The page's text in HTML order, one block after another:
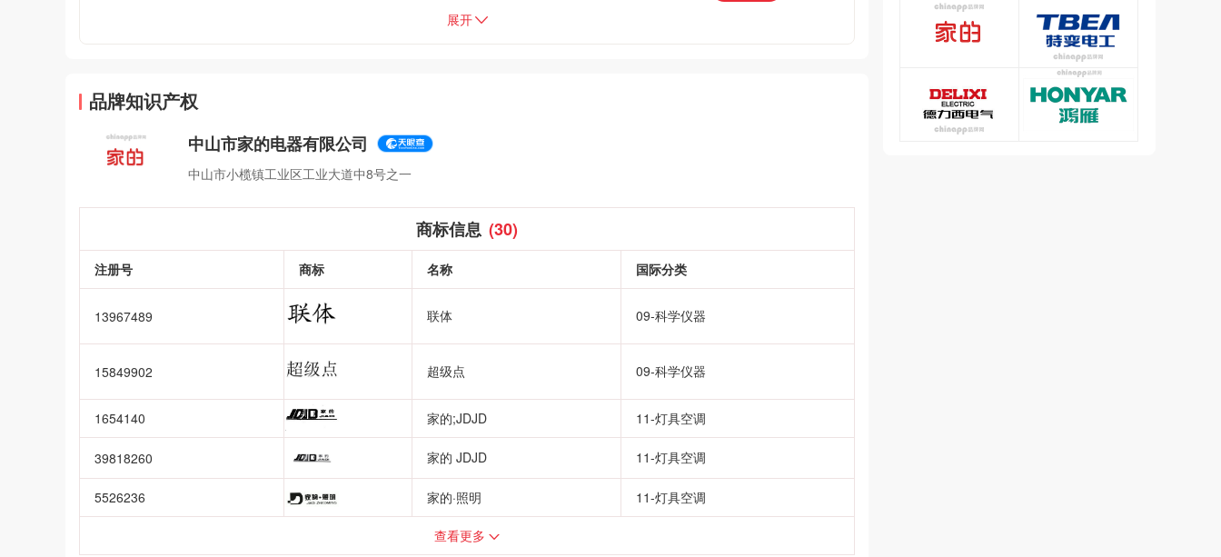
展开
品牌知识产权
中山市家的电器有限公司
中山市小榄镇工业区工业大道中8号之一
商标信息 (30)
注册号 商标 名称 国际分类
13967489 联体 09-科学仪器
15849902 超级点 09-科学仪器
1654140 家的;JDJD 11-灯具空调
39818260 家的 JDJD 11-灯具空调
5526236 家的·照明 11-灯具空调
查看更多